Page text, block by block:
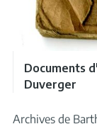
Documents
Duverger
Archives de